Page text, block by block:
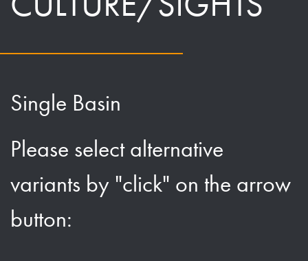
Single Basin
Please select alternative
variants by "click" on the arrow
button: